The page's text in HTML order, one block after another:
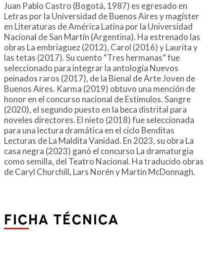
Juan Pablo Castro (Bogotá, 1987) es egresado en
Letras por la Universidad de Buenos Aires y magíster
en Literaturas de América Latina por la Universidad
Nacional de San Martín (Argentina). Ha estrenado las
obras La embriaguez (2012), Carol (2016) y Laurita y
las tetas (2017). Su cuento “Tres hermanas” fue
seleccionado para integrar la antología Nuevos
peinados raros (2017), de la Bienal de Arte Joven de
Buenos Aires. Karma (2019) obtuvo una mención de
honor en el concurso nacional de Estímulos. Sangre
(2020), el segundo puesto en la beca distrital para
noveles directores. El nieto (2018) fue seleccionada
para una lectura dramática en el ciclo Benditas
Lecturas de La Maldita Vanidad. En 2023, su obra La
casa negra (2023) ganó el concurso La dramaturgia
como semilla, del Teatro Nacional. Ha traducido obras
de Caryl Churchill, Lars Norén y Martin McDonnagh.
FICHA TÉCNICA